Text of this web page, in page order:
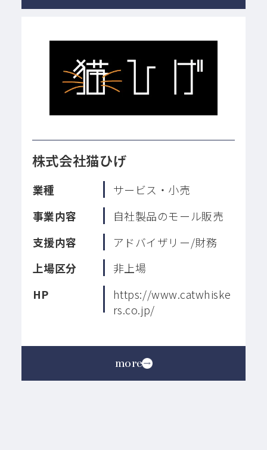
株式会社猫ひげ
more
業種
サービス・小売
事業内容
自社製品のモール販売
支援内容
アドバイザリー/財務
上場区分
非上場
HP
https://www.catwhiske
rs.co.jp/